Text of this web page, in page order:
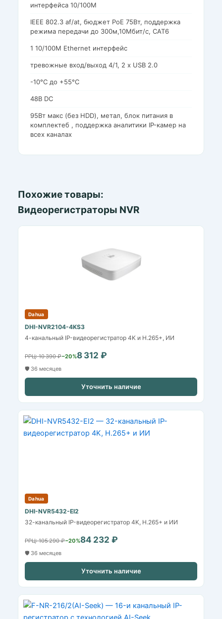
интерфейса 10/100M
IEEE 802.3 af/at, бюджет PoE 75Вт, поддержка
режима передачи до 300м,10Мбит/с, CAT6
1 10/100M Ethernet интерфейс
тревожные вход/выход 4/1, 2 х USB 2.0
-10°C до +55°C
48В DC
95Вт макс (без HDD), метал, блок питания в
комплектеб , поддержка аналитики IP-камер на
всех каналах
Похожие товары:
Видеорегистраторы NVR
Dahua
DHI-NVR2104-4KS3
4-канальный IP-видеорегистратор 4K и H.265+, ИИ
РРЦ: 10 390 ₽−20%8 312 ₽
🛡️ 36 месяцев
Уточнить наличие
Dahua
DHI-NVR5432-EI2
32-канальный IP-видеорегистратор 4K, H.265+ и ИИ
РРЦ: 105 290 ₽−20%84 232 ₽
🛡️ 36 месяцев
Уточнить наличие